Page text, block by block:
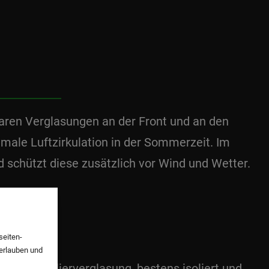
und
Verglasungen an der Front und an den
Luftzirkulation in der Sommerzeit. Im
schützt diese zusätzlich vor Wind und Wetter.